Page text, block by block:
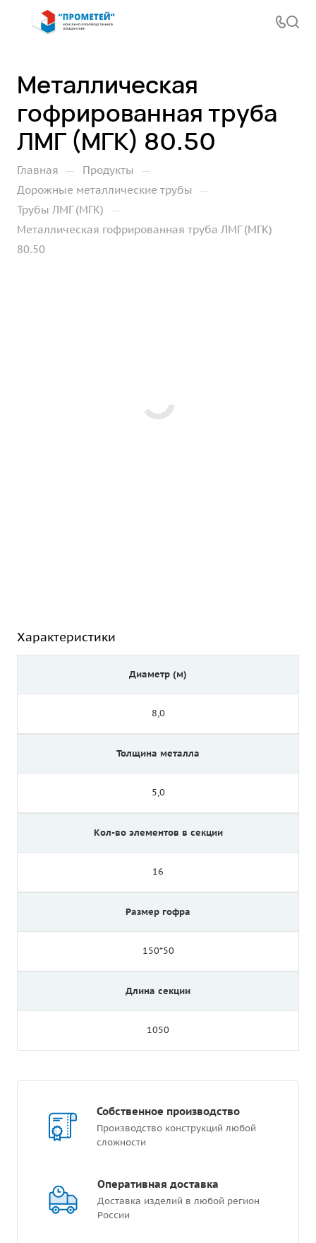
Металлическая
гофрированная труба
ЛМГ (МГК) 80.50
Главная — Продукты —
Дорожные металлические трубы —
Трубы ЛМГ (МГК) —
Металлическая гофрированная труба ЛМГ (МГК)
80.50
Характеристики
Диаметр (м)
8,0
Толщина металла
5,0
Кол-во элементов в секции
16
Размер гофра
150*50
Длина секции
1050
Собственное производство
Производство конструкций любой
сложности
Оперативная доставка
Доставка изделий в любой регион
России